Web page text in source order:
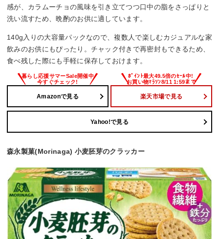
感が、カラムーチョの風味を引き立てつつ口中の脂をさっぱりと
洗い流すため、晩酌のお供に適しています。
140g入りの大容量パックなので、複数人で楽しむカジュアルな家
飲みのお供にもぴったり。チャック付きで再密封もできるため、
食べ残した際にも手軽に保存しておけます。
Amazonで見る 楽天市場で見る
Yahoo!で見る
森永製菓(Morinaga) 小麦胚芽のクラッカー